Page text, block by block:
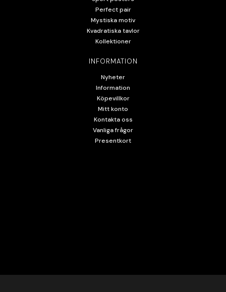
Perfect pair
Mystiska motiv
Kvadratiska tavlor
Kollektioner
INFORMATION
Nyheter
Information
Köpevillkor
Mitt konto
Kontakta oss
Vanliga frågor
Presentkort